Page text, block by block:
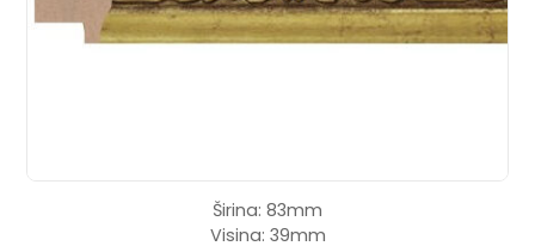
Širina: 83mm
Visina: 39mm